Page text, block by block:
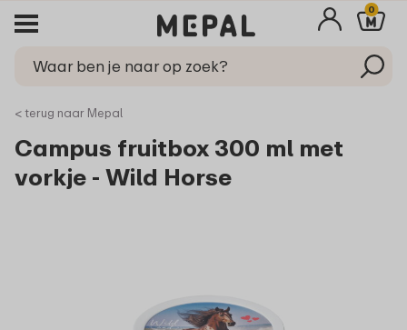
0
< terug naar Mepal
Campus fruitbox 300 ml met
vorkje - Wild Horse